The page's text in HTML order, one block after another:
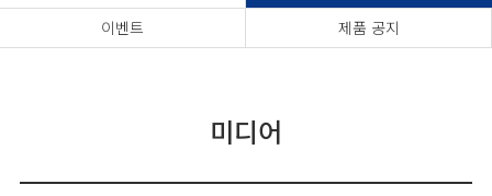
이벤트
제품 공지
미디어